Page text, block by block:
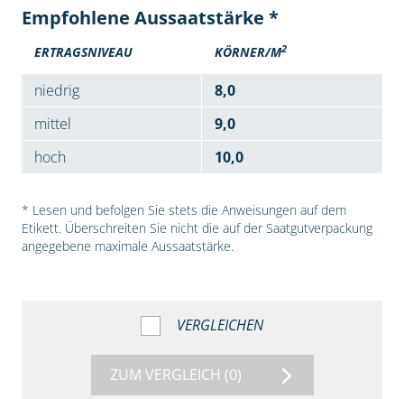
Empfohlene Aussaatstärke *
ERTRAGSNIVEAU KÖRNER/M2
niedrig
8,0
mittel
9,0
hoch
10,0
* Lesen und befolgen Sie stets die Anweisungen auf dem
Etikett. Überschreiten Sie nicht die auf der Saatgutverpackung
angegebene maximale Aussaatstärke.
VERGLEICHEN
ZUM VERGLEICH (0)